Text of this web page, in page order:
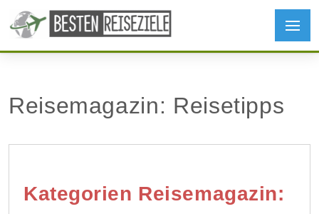
Reisemagazin: Reisetipps
Kategorien Reisemagazin: